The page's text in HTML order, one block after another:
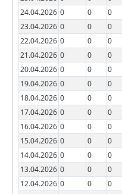
24.04.2026 0 0 0
23.04.2026 0 0 0
22.04.2026 0 0 0
21.04.2026 0 0 0
20.04.2026 0 0 0
19.04.2026 0 0 0
18.04.2026 0 0 0
17.04.2026 0 0 0
16.04.2026 0 0 0
15.04.2026 0 0 0
14.04.2026 0 0 0
13.04.2026 0 0 0
12.04.2026 0 0 0